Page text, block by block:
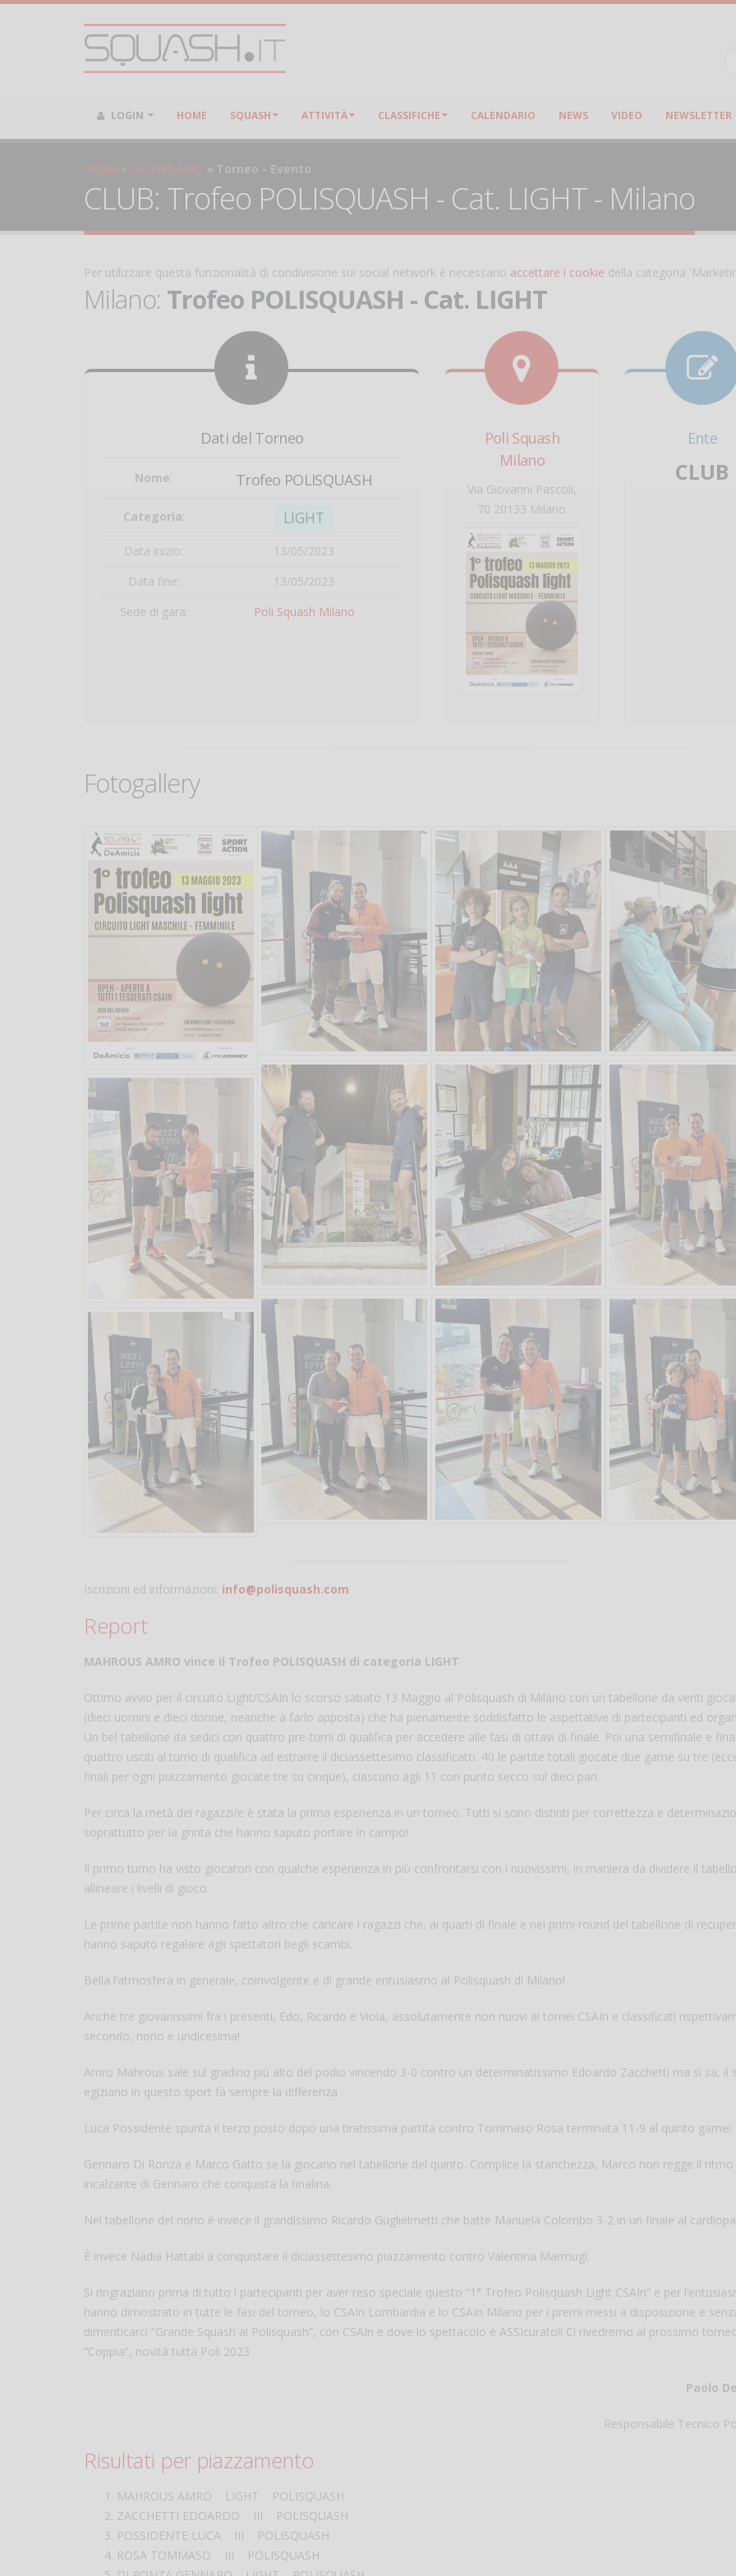
LOGIN HOME SQUASH ATTIVITÀ CLASSIFICHE CALENDARIO NEWS VIDEO NEWSLETTER
HOME CALENDARIO Torneo - Evento
CLUB: Trofeo POLISQUASH - Cat. LIGHT - Milano
Per utilizzare questa funzionalità di condivisione sui social network è necessario accettare i cookie della categoria
Milano: Trofeo POLISQUASH - Cat. LIGHT
Dati del Torneo
Nome: Trofeo POLISQUASH
Categoria: LIGHT
Data inizio:
13/05/2023
Data fine:
13/05/2023
Sede di gara:
Poli Squash Milano
Poli Squash
Milano
Via Giovanni Pascoli,
70 20133 Milano
Ente
CLUB
Fotogallery
Iscrizioni ed informazioni: info@polisquash.com
Report
MAHROUS AMRO vince il Trofeo POLISQUASH di categoria LIGHT
Ottimo avvio per il circuito Light/CSAIn lo scorso sabato 13 Maggio al Polisquash di Milano con un tabellone da venti
(dieci uomini e dieci donne, neanche a farlo apposta) che ha pienamente soddisfatto le aspettative di partecipanti ed
Un bel tabellone da sedici con quattro pre-turni di qualifica per accedere alle fasi di ottavi di finale. Poi una semifinale e
quattro usciti al turno di qualifica ad estrarre il diciassettesimo classificato. 40 le partite totali giocate due game su tre
finali per ogni piazzamento giocate tre su cinque), ciascuno agli 11 con punto secco sul dieci pari.
Per circa la metà dei ragazzi/e è stata la prima esperienza in un torneo. Tutti si sono distinti per correttezza e
soprattutto per la grinta che hanno saputo portare in campo!
Il primo turno ha visto giocatori con qualche esperienza in più confrontarsi con i nuovissimi, in maniera da dividere il
allineare i livelli di gioco.
Le prime partite non hanno fatto altro che caricare i ragazzi che, ai quarti di finale e nei primi round del tabellone di
hanno saputo regalare agli spettatori begli scambi.
Bella l’atmosfera in generale, coinvolgente e di grande entusiasmo al Polisquash di Milano!
Anche tre giovanissimi fra i presenti, Edo, Ricardo e Viola, assolutamente non nuovi ai tornei CSAIn e classificati
secondo, nono e undicesima!
Amro Mahrous sale sul gradino più alto del podio vincendo 3-0 contro un determinatissimo Edoardo Zacchetti ma si sa, il
egiziano in questo sport fa sempre la differenza
Luca Possidente spunta il terzo posto dopo una tiratissima partita contro Tommaso Rosa terminata 11-9 al quinto game!
Gennaro Di Ronza e Marco Gatto se la giocano nel tabellone del quinto. Complice la stanchezza, Marco non regge il ritmo
incalzante di Gennaro che conquista la finalina.
Nel tabellone del nono è invece il grandissimo Ricardo Guglielmetti che batte Manuela Colombo 3-2 in un finale al
È invece Nadia Hattabi a conquistare il diciassettesimo piazzamento contro Valentina Marmugi.
Si ringraziano prima di tutto i partecipanti per aver reso speciale questo “1° Trofeo Polisquash Light CSAIn” e per
hanno dimostrato in tutte le fasi del torneo, lo CSAIn Lombardia e lo CSAIn Milano per i premi messi a disposizione e
dimenticarci “Grande Squash al Polisquash”, con CSAIn e dove lo spettacolo è ASSIcurato!! Ci rivedremo al prossimo
“Coppia”, novità tutta Poli 2023
Paolo
Responsabile Tecnico
Risultati per piazzamento
MAHROUS AMRO LIGHT POLISQUASH
ZACCHETTI EDOARDO III POLISQUASH
POSSIDENTE LUCA III POLISQUASH
ROSA TOMMASO III POLISQUASH
Salve,
come fare per prenotare
il campo per giocare con
un mio amico?
Devo chiamare il numero
telefonico o si può fare
online?
Grazie
Vanessa Catalano